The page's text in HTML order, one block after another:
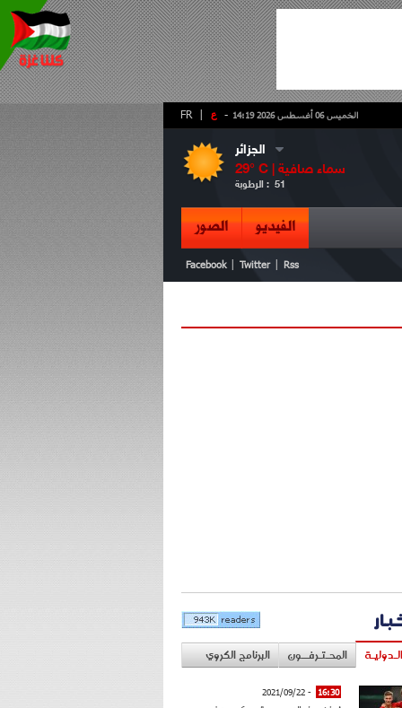
- ع FR الخميس 06 أغسطس 2026 14:19
الجزائر
29° C | سماء صافية
الرطوبة : 51
الفيديو الصور
Facebook Twitter Rss
المحـتـرفــون البرنامج الكروي
16:30
- 2021/09/22